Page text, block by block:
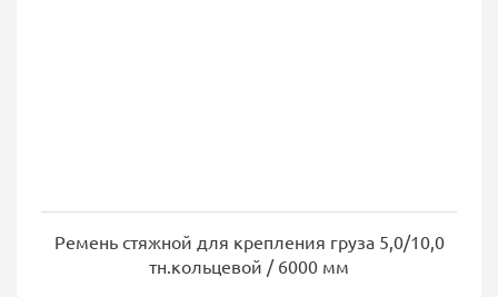
Ремень стяжной для крепления груза 5,0/10,0
тн.кольцевой / 6000 мм